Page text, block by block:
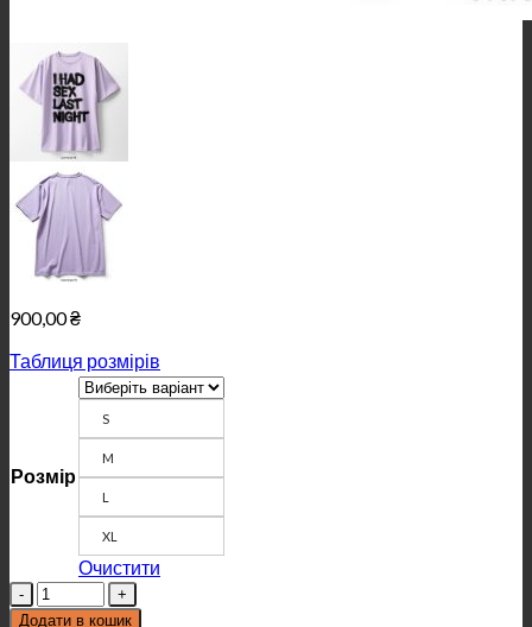
900,00₴
Таблиця розмірів
Розмір
S
M
L
XL
Очистити
Кількість
Додати в кошик